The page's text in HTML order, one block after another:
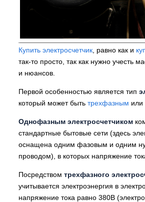
Купить электросчетчик , равно как и
так-то просто, так как нужно учесть
и нюансов.
Первой особенностью является тип
который может быть трехфазным или
Однофазным электросчетчиком
стандартные бытовые сети (здесь
оснащена одним фазовым и одним
проводом), в которых напряжение
Посредством трехфазного
учитывается электроэнергия в
напряжение тока равно 380В